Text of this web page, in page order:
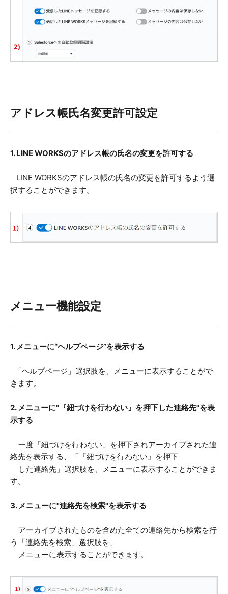
アドレス帳氏名変更許可設定
1. LINE WORKSのアドレス帳の氏名の変更を許可する
LINE WORKSのアドレス帳の氏名の変更を許可するよう選
択することができます。
メニュー機能設定
1. メニューに“ヘルプページ”を表示する
「ヘルプページ」選択肢を、メニューに表示することがで
きます。
2. メニューに"『紐づけを行わない 』 を押下した連絡先"を表
示する
一度「紐づけを行わない」を押下されアーカイブされた連
絡先を表示する、「『紐づけを行わない』を押下
した連絡先」選択肢を、メニューに表示することができま
す。
3. メニューに"連絡先を検索"を表示する
アーカイブされたものを含めた全ての連絡先から検索を行
う「連絡先を検索」選択肢を、
メニューに表示することができます。